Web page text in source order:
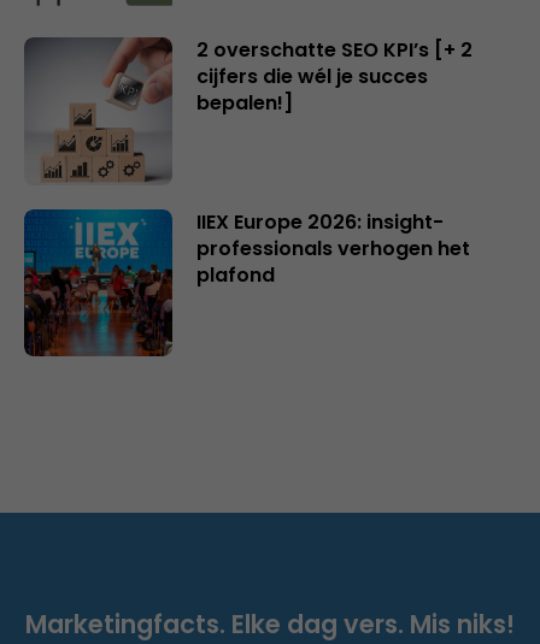
2 overschatte SEO KPI’s [+ 2
cijfers die wél je succes
bepalen!]
IIEX Europe 2026: insight-
professionals verhogen het
plafond
Marketingfacts. Elke dag vers. Mis niks!